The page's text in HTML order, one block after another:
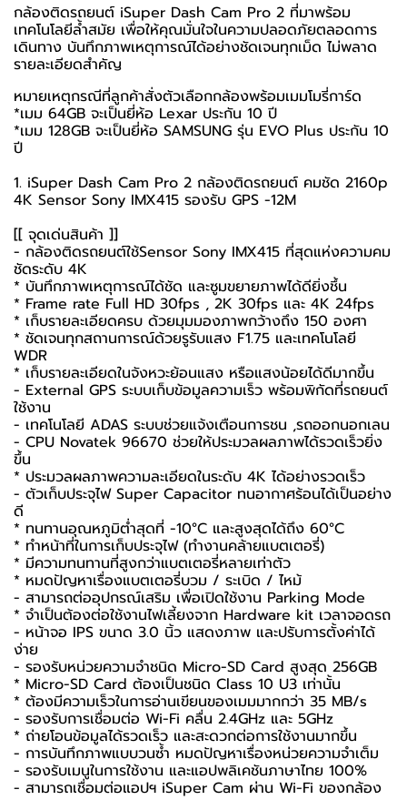
กล้องติดรถยนต์ iSuper Dash Cam Pro 2 ที่มาพร้อม
เทคโนโลยีล้ำสมัย เพื่อให้คุณมั่นใจในความปลอดภัยตลอดการ
เดินทาง บันทึกภาพเหตุการณ์ได้อย่างชัดเจนทุกเม็ด ไม่พลาด
รายละเอียดสำคัญ
หมายเหตุกรณีที่ลูกค้าสั่งตัวเลือกกล้องพร้อมเมมโมรี่การ์ด
*เมม 64GB จะเป็นยี่ห้อ Lexar ประกัน 10 ปี
*เมม 128GB จะเป็นยี่ห้อ SAMSUNG รุ่น EVO Plus ประกัน 10
ปี
1. iSuper Dash Cam Pro 2 กล้องติดรถยนต์ คมชัด 2160p
4K Sensor Sony IMX415 รองรับ GPS -12M
[[ จุดเด่นสินค้า ]]
- กล้องติดรถยนต์ใช้Sensor Sony IMX415 ที่สุดแห่งความคม
ชัดระดับ 4K
* บันทึกภาพเหตุการณ์ได้ชัด และซูมขยายภาพได้ดียิ่งชึ้น
* Frame rate Full HD 30fps , 2K 30fps และ 4K 24fps
* เก็บรายละเอียดครบ ด้วยมุมมองภาพกว้างถึง 150 องศา
* ชัดเจนทุกสถานการณ์ด้วยรูรับแสง F1.75 และเทคโนโลยี
WDR
* เก็บรายละเอียดในจังหวะย้อนแสง หรือแสงน้อยได้ดีมากขึ้น
- External GPS ระบบเก็บข้อมูลความเร็ว พร้อมพิกัดที่รถยนต์
ใช้งาน
- เทคโนโลยี ADAS ระบบช่วยแจ้งเตือนการชน ,รถออกนอกเลน
- CPU Novatek 96670 ช่วยให้ประมวลผลภาพได้รวดเร็วยิ่ง
ขึ้น
* ประมวลผลภาพความละเอียดในระดับ 4K ได้อย่างรวดเร็ว
- ตัวเก็บประจุไฟ Super Capacitor ทนอากาศร้อนได้เป็นอย่าง
ดี
* ทนทานอุณหภูมิต่ำสุดที่ -10°C และสูงสุดได้ถึง 60°C
* ทำหน้าที่ในการเก็บประจุไฟ (ทำงานคล้ายแบตเตอรี่)
* มีความทนทานที่สูงกว่าแบตเตอรี่หลายเท่าตัว
* หมดปัญหาเรื่องแบตเตอรี่บวม / ระเบิด / ไหม้
- สามารถต่ออุปกรณ์เสริม เพื่อเปิดใช้งาน Parking Mode
* จำเป็นต้องต่อใช้งานไฟเลี้ยงจาก Hardware kit เวลาจอดรถ
- หน้าจอ IPS ขนาด 3.0 นิ้ว แสดงภาพ และปรับการตั้งค่าได้
ง่าย
- รองรับหน่วยความจำชนิด Micro-SD Card สูงสุด 256GB
* Micro-SD Card ต้องเป็นชนิด Class 10 U3 เท่านั้น
* ต้องมีความเร็วในการอ่านเขียนของเมมมากกว่า 35 MB/s
- รองรับการเชื่อมต่อ Wi-Fi คลื่น 2.4GHz และ 5GHz
* ถ่ายโอนข้อมูลได้รวดเร็ว และสะดวกต่อการใช้งานมากขึ้น
- การบันทึกภาพแบบวนซ้ำ หมดปัญหาเรื่องหน่วยความจำเต็ม
- รองรับเมนูในการใช้งาน และแอปพลิเคชันภาษาไทย 100%
- สามารถเชื่อมต่อแอปฯ iSuper Cam ผ่าน Wi-Fi ของกล้อง